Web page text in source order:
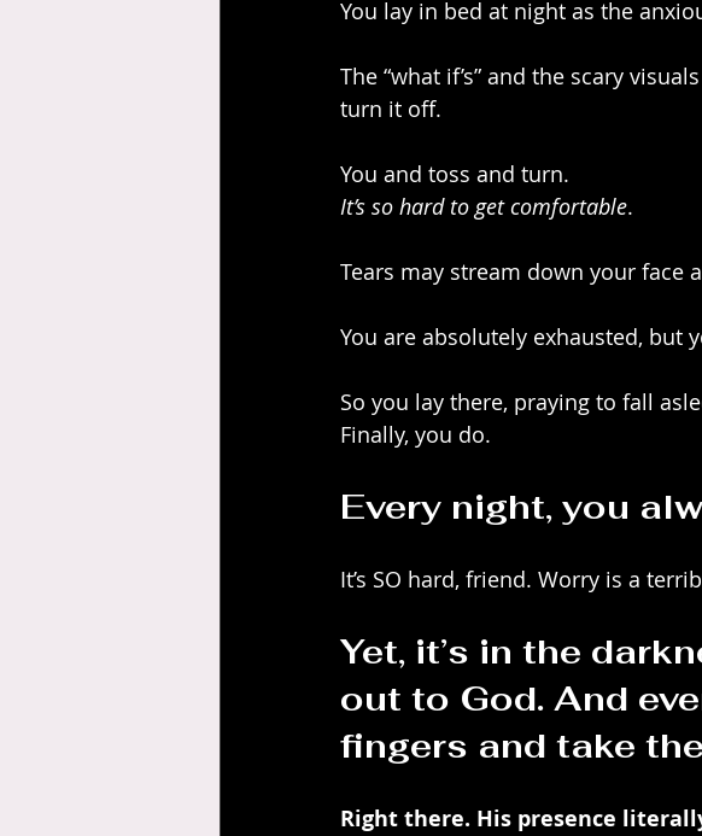
You lay in bed at night as the
The “what if’s” and the scary
turn it off.
You and toss and turn.
It’s so hard to get comfortable.
Tears may stream down your face
You are absolutely exhausted, but
So you lay there, praying to fall
Finally, you do.
Every night, you
It’s SO hard, friend. Worry is a
Yet, it’s in the
out to God. And
fingers and take
Right there. His presence